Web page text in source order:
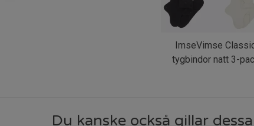
ImseVimse
tygbindor natt 3-
Du kanske också gillar dessa